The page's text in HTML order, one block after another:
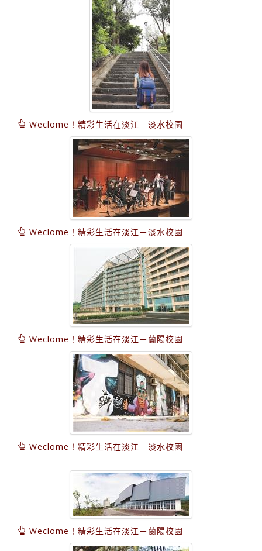
Weclome！精彩生活在淡江－淡水校園
Weclome！精彩生活在淡江－淡水校園
Weclome！精彩生活在淡江－蘭陽校園
Weclome！精彩生活在淡江－淡水校園
Weclome！精彩生活在淡江－蘭陽校園